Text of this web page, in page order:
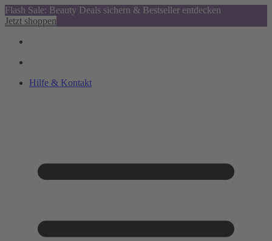
Flash Sale: Beauty Deals sichern & Bestseller entdecken
Jetzt shoppen
Hilfe & Kontakt